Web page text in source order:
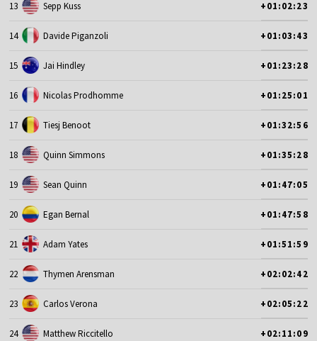
13 Sepp Kuss +01:02:23
14 Davide Piganzoli +01:03:43
15 Jai Hindley +01:23:28
16 Nicolas Prodhomme +01:25:01
17 Tiesj Benoot +01:32:56
18 Quinn Simmons +01:35:28
19 Sean Quinn +01:47:05
20 Egan Bernal +01:47:58
21 Adam Yates +01:51:59
22 Thymen Arensman +02:02:42
23 Carlos Verona +02:05:22
24 Matthew Riccitello +02:11:09